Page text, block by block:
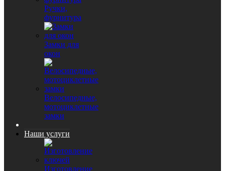
Ручки,
фурнитура
Замки для
окон
Велосипедные,
мотоциклетные
замки
Наши услуги
Изготовление